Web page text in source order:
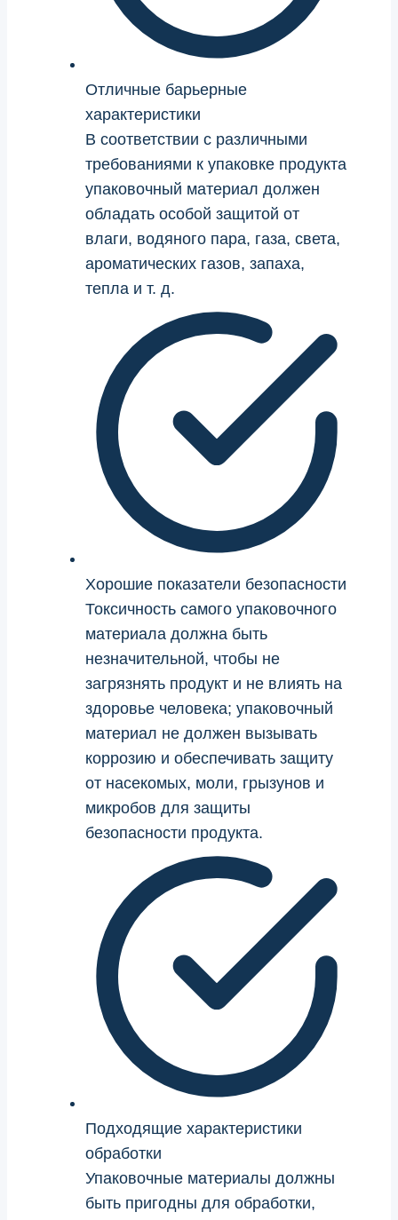
Отличные барьерные
характеристики
В соответствии с различными
требованиями к упаковке продукта
упаковочный материал должен
обладать особой защитой от
влаги, водяного пара, газа, света,
ароматических газов, запаха,
тепла и т. д.
Хорошие показатели безопасности
Токсичность самого упаковочного
материала должна быть
незначительной, чтобы не
загрязнять продукт и не влиять на
здоровье человека; упаковочный
материал не должен вызывать
коррозию и обеспечивать защиту
от насекомых, моли, грызунов и
микробов для защиты
безопасности продукта.
Подходящие характеристики
обработки
Упаковочные материалы должны
быть пригодны для обработки,